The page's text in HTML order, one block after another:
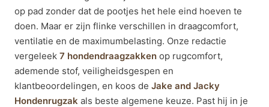
op pad zonder dat de pootjes het hele eind hoeven te
doen. Maar er zijn flinke verschillen in draagcomfort,
ventilatie en de maximumbelasting. Onze redactie
vergeleek 7 hondendraagzakken op rugcomfort,
ademende stof, veiligheidsgespen en
klantbeoordelingen, en koos de Jake and Jacky
Hondenrugzak als beste algemene keuze. Past hij in je